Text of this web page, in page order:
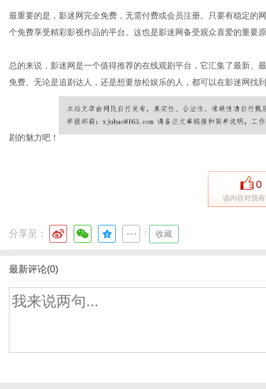
最重要的是，影迷网完全免费，无需付费或会员注册。只要有稳定的
个免费享受精彩影视作品的平台。这也是影迷网备受观众喜爱的重要
总的来说，影迷网是一个值得推荐的在线观剧平台，它汇集了最新、
免费。无论是追剧达人，还是想要放松娱乐的人，都可以在影迷网找
剧的魅力吧！
0
该内容对我
分享至： 收藏
最新评论(0)